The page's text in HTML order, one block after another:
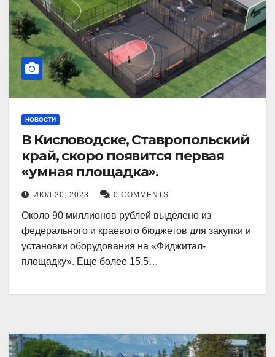
НОВОСТИ
В Кисловодске, Ставропольский
край, скоро появится первая
«умная площадка».
ИЮЛ 20, 2023 0 COMMENTS
Около 90 миллионов рублей выделено из
федерального и краевого бюджетов для закупки и
установки оборудования на «Фиджитал-
площадку». Еще более 15,5…